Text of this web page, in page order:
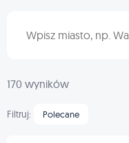
170 wyników
Filtruj: Polecane